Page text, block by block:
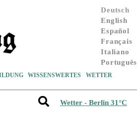
Deutsch
English
Español
Français
Italiano
Português
WISSENSWERTES WETTER
Wetter - Berlin 31°C